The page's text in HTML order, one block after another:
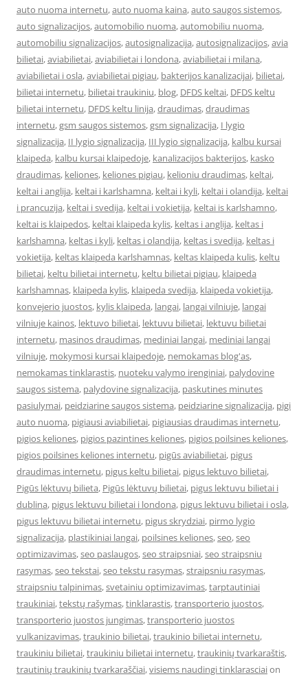
auto nuoma internetu,auto nuoma kaina,auto saugos sistemos,
auto signalizacijos,automobilio nuoma,automobiliu nuoma,
automobiliu signalizacijos,autosignalizacija,autosignalizacijos,avia
bilietai,aviabilietai,aviabilietai i londona,aviabilietai i milana,
aviabilietai i osla,aviabilietai pigiau, bakterijos kanalizacijai, bilietai,
bilietai internetu, bilietai traukiniu, blog, DFDS keltai, DFDS keltu
bilietai internetu, DFDS keltu linija,draudimas,draudimas
internetu,gsm saugos sistemos,gsm signalizacija, I lygio
signalizacija, II lygio signalizacija, III lygio signalizacija, kalbu kursai
klaipeda, kalbu kursai klaipedoje, kanalizacijos bakterijos, kasko
draudimas, keliones, keliones pigiau, kelioniu draudimas, keltai,
keltai i anglija, keltai i karlshamna, keltai i kyli, keltai i olandija, keltai
i prancuzija, keltai i svedija, keltai i vokietija, keltai is karlshamno,
keltai is klaipedos, keltai klaipeda kylis, keltas i anglija, keltas i
karlshamna, keltas i kyli, keltas i olandija, keltas i svedija, keltas i
vokietija, keltas klaipeda karlshamnas, keltas klaipeda kulis, keltu
bilietai, keltu bilietai internetu, keltu bilietai pigiau, klaipeda
karlshamnas, klaipeda kylis, klaipeda svedija, klaipeda vokietija,
konvejerio juostos, kylis klaipeda, langai, langai vilniuje, langai
vilniuje kainos, lektuvo bilietai, lektuvu bilietai, lektuvu bilietai
internetu, masinos draudimas, mediniai langai, mediniai langai
vilniuje, mokymosi kursai klaipedoje, nemokamas blog'as,
nemokamas tinklarastis, nuoteku valymo irenginiai, palydovine
saugos sistema, palydovine signalizacija, paskutines minutes
pasiulymai, peidziarine saugos sistema, peidziarine signalizacija, pigi
auto nuoma, pigiausi aviabilietai, pigiausias draudimas internetu,
pigios keliones, pigios pazintines keliones, pigios poilsines keliones,
pigios poilsines keliones internetu, pigūs aviabilietai, pigus
draudimas internetu, pigus keltu bilietai, pigus lektuvo bilietai,
Pigūs lėktuvų bilieta, Pigūs lėktuvų bilietai, pigus lektuvu bilietai i
dublina, pigus lektuvu bilietai i londona, pigus lektuvu bilietai i osla,
pigus lektuvu bilietai internetu, pigus skrydziai, pirmo lygio
signalizacija, plastikiniai langai, poilsines keliones,seo,seo
optimizavimas,seo paslaugos,seo straipsniai,seo straipsniu
rasymas,seo tekstai,seo tekstu rasymas,straipsniu rasymas,
straipsniu talpinimas,svetainiu optimizavimas,tarptautiniai
traukiniai,tekstų rašymas,tinklarastis,transporterio juostos,
transporterio juostos jungimas,transporterio juostos
vulkanizavimas,traukinio bilietai,traukinio bilietai internetu,
traukiniu bilietai,traukiniu bilietai internetu,traukinių tvarkaraštis,
trautinių traukinių tvarkaraščiai,visiems naudingi tinklarasciaion